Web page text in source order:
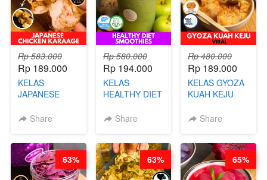
Rp 583.000
Rp 189.000
KELAS
JAPANESE
KARAAGE - BY
Share
Rp 580.000
Rp 194.000
KELAS
HEALTHY DIET
BY BARISTA
Share
Rp 480.000
Rp 189.000
KELAS GYOZA
KUAH KEJU
CHEF DITA
Share
63% 63% 65%